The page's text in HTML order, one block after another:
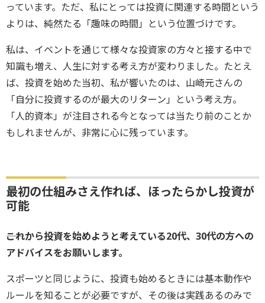
っています。ただ、私にとっては投資に関連する時間という
よりは、純然たる「趣味の時間」という位置づけです。
私は、イベントを通じて様々な投資家の方々と接する中で
知識も増え、人生に対する考え方が変わりました。たとえ
ば、投資を始めた当初、私が響いたのは、山崎元さんの
「自分に投資するのが最大のリターン」という考え方。
「人的資本」が注目される今となっては当たり前のことか
もしれませんが、非常に心に残っています。
最初の仕組みさえ作れば、ほったらかし投資が
可能
――これから投資を始めようと考えている20代、30代の方への
アドバイスをお願いします。
スポーツと同じように、投資も始めるときには基本動作や
ルールを知ることが必要ですが、その後は実践あるのみで